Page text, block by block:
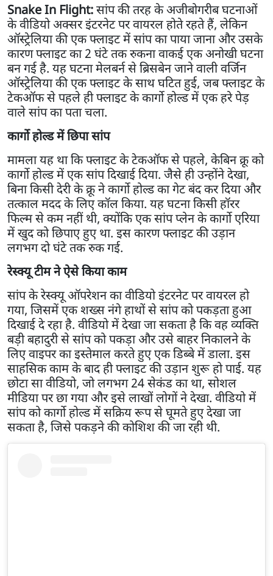
Snake In Flight:सांप की तरह के अजीबोगरीब घटनाओं
के वीडियो अक्सर इंटरनेट पर वायरल होते रहते हैं, लेकिन
ऑस्ट्रेलिया की एक फ्लाइट में सांप का पाया जाना और उसके
कारण फ्लाइट का 2 घंटे तक रुकना वाकई एक अनोखी घटना
बन गई है. यह घटना मेलबर्न से ब्रिसबेन जाने वाली वर्जिन
ऑस्ट्रेलिया की एक फ्लाइट के साथ घटित हुई, जब फ्लाइट के
टेकऑफ से पहले ही फ्लाइट के कार्गो होल्ड में एक हरे पेड़
वाले सांप का पता चला.
कार्गो होल्ड में छिपा सांप
मामला यह था कि फ्लाइट के टेकऑफ से पहले, केबिन क्रू को
कार्गो होल्ड में एक सांप दिखाई दिया. जैसे ही उन्होंने देखा,
बिना किसी देरी के क्रू ने कार्गो होल्ड का गेट बंद कर दिया और
तत्काल मदद के लिए कॉल किया. यह घटना किसी हॉरर
फिल्म से कम नहीं थी, क्योंकि एक सांप प्लेन के कार्गो एरिया
में खुद को छिपाए हुए था. इस कारण फ्लाइट की उड़ान
लगभग दो घंटे तक रुक गई.
रेस्क्यू टीम ने ऐसे किया काम
सांप के रेस्क्यू ऑपरेशन का वीडियो इंटरनेट पर वायरल हो
गया, जिसमें एक शख्स नंगे हाथों से सांप को पकड़ता हुआ
दिखाई दे रहा है. वीडियो में देखा जा सकता है कि वह व्यक्ति
बड़ी बहादुरी से सांप को पकड़ा और उसे बाहर निकालने के
लिए वाइपर का इस्तेमाल करते हुए एक डिब्बे में डाला. इस
साहसिक काम के बाद ही फ्लाइट की उड़ान शुरू हो पाई. यह
छोटा सा वीडियो, जो लगभग 24 सेकंड का था, सोशल
मीडिया पर छा गया और इसे लाखों लोगों ने देखा. वीडियो में
सांप को कार्गो होल्ड में सक्रिय रूप से घूमते हुए देखा जा
सकता है, जिसे पकड़ने की कोशिश की जा रही थी.